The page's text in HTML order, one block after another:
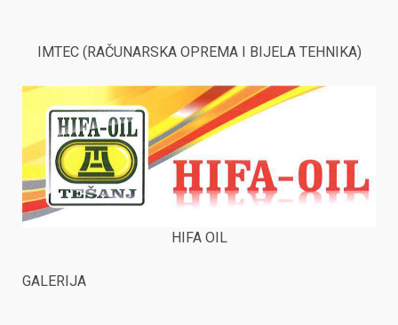
IMTEC (RAČUNARSKA OPREMA I BIJELA TEHNIKA)
HIFA OIL
GALERIJA